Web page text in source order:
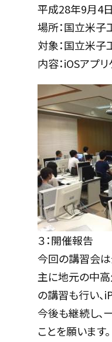
平成28年9月4
場所：国立米
対象：国立米
内容：iOSアプ
３：開催報告
今回の講習会は
主に地元の中高
の講習も行い、
今後も継続し、
ことを願います。